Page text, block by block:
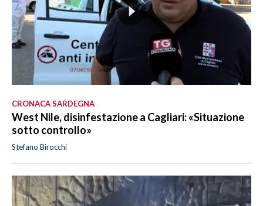
CRONACA SARDEGNA
West Nile, disinfestazione a Cagliari: «Situazione
sotto controllo»
Stefano Birocchi